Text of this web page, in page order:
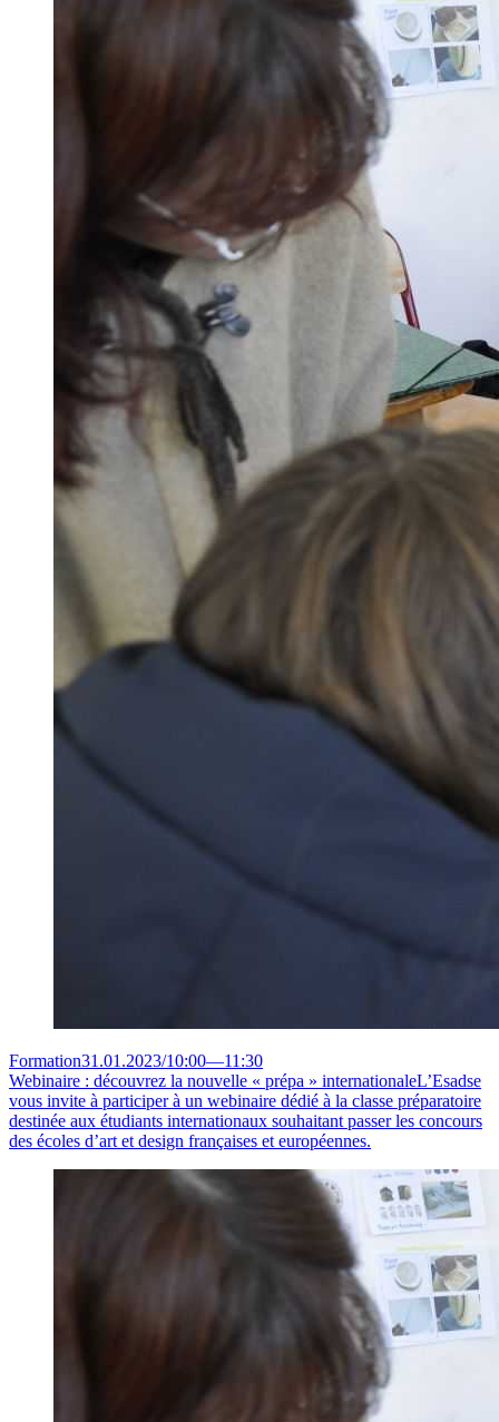
Formation31.01.2023/10:00—11:30
Webinaire : découvrez la nouvelle « prépa » internationaleL’Esadse
vous invite à participer à un webinaire dédié à la classe préparatoire
destinée aux étudiants internationaux souhaitant passer les concours
des écoles d’art et design françaises et européennes.